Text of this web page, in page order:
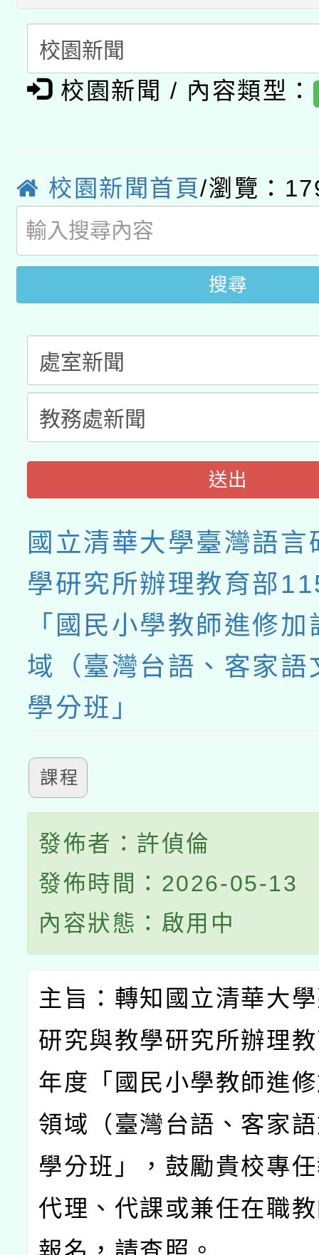
關事宜
轉知教育部國民及學前
國立臺灣師範大學辦理
年度健康促進學校輔導
函轉國家教育研究院中
原住民族教育政策研討
轉知教育部國民及學前
方素養工作坊新北場」
函轉國立臺灣師範大學
「族語學習班」招生簡
文教學共融平台-教案
件」活動簡章
教育部國民及學前教育
年度COVID-19疫苗接
接種對象擴大為「滿6
接種之民眾」措施，延
月28日止
校園新聞 / 內容類型：
校園新聞首頁/瀏覽：
搜尋
送出
國立清華大學臺灣語言
學研究所辦理教育部
「國民小學教師進修
域（臺灣台語、客家語
學分班」
課程
發佈者：許偵倫
發佈時間：2026-05-13
內容狀態：啟用中
主旨：轉知國立清華大
研究與教學研究所辦理
年度「國民小學教師進
領域（臺灣台語、客家
學分班」，鼓勵貴校專
代理、代課或兼任在職